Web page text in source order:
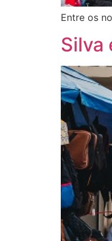
Entre os
Silva